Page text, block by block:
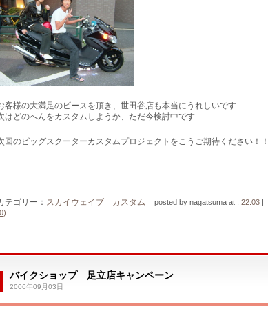
客様の大満足のピースを頂き、世田谷店も本当にうれしいです
はどのへんをカスタムしようか、ただ今検討中です
回のビッグスクーターカスタムプロジェクトをこうご期待ください！！
テゴリー： スカイウェイブ カスタム posted by nagatsuma at : 22:03 |
バイクショップ 足立店キャンペーン
2006年09月03日